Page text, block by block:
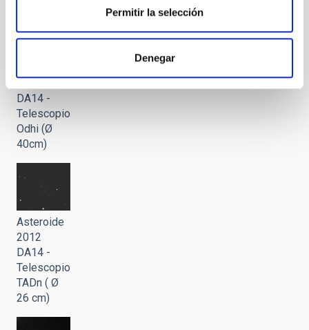
Permitir la selección
Denegar
DA14 -
Telescopio
Odhi (Ø
40cm)
Asteroide
2012
DA14 -
Telescopio
TADn ( Ø
26 cm)